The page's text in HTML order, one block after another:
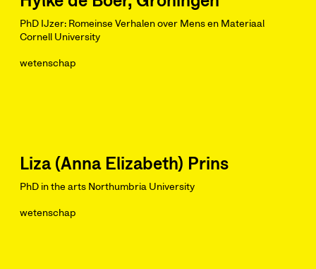
PhD IJzer: Romeinse Verhalen over Mens en Materiaal
Cornell University
wetenschap
Liza (Anna Elizabeth) Prins
PhD in the arts Northumbria University
wetenschap